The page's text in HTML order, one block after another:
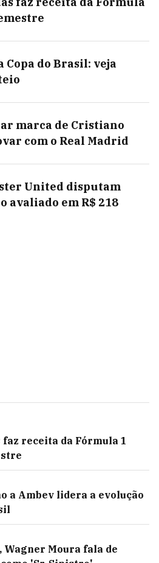
Copa do Brasil: veja
marca de Cristiano
com o Real Madrid
United disputam
avaliado em R$ 218
receita da Fórmula 1
a Ambev lidera a evolução
Wagner Moura fala de